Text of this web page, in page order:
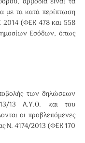
τα κατά περίπτωση
2014 (ΦΕΚ 478 και 558
Εσόδων, όπως
των δηλώσεων
13 Α.Υ.Ο. και του
οι προβλεπόμενες
Ν. 4174/2013 (ΦΕΚ 170